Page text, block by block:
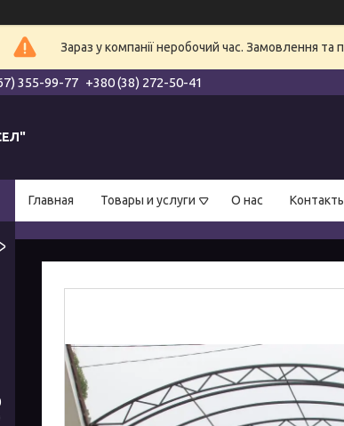
Зараз у компанії неробочий час. Замовлення
355-99-77 +380 (38) 272-50-41
Главная Товары и услуги О нас